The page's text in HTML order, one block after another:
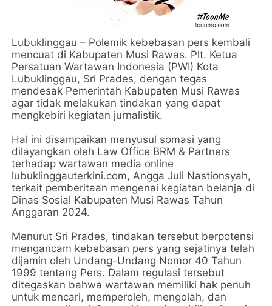
Lubuklinggau – Polemik kebebasan pers kembali
mencuat di Kabupaten Musi Rawas. Plt. Ketua
Persatuan Wartawan Indonesia (PWI) Kota
Lubuklinggau, Sri Prades, dengan tegas
mendesak Pemerintah Kabupaten Musi Rawas
agar tidak melakukan tindakan yang dapat
mengkebiri kegiatan jurnalistik.
Hal ini disampaikan menyusul somasi yang
dilayangkan oleh Law Office BRM & Partners
terhadap wartawan media online
lubuklinggauterkini.com, Angga Juli Nastionsyah,
terkait pemberitaan mengenai kegiatan belanja di
Dinas Sosial Kabupaten Musi Rawas Tahun
Anggaran 2024.
Menurut Sri Prades, tindakan tersebut berpotensi
mengancam kebebasan pers yang sejatinya telah
dijamin oleh Undang-Undang Nomor 40 Tahun
1999 tentang Pers. Dalam regulasi tersebut
ditegaskan bahwa wartawan memiliki hak penuh
untuk mencari, memperoleh, mengolah, dan